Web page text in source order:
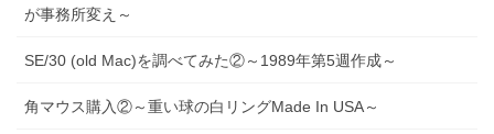
が事務所変え～
SE/30 (old Mac)を調べてみた②～1989年第5週作成～
角マウス購入②～重い球の白リングMade In USA～